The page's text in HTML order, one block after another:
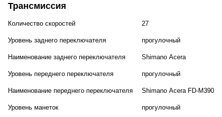
Трансмиссия
Количество скоростей 27
Уровень заднего переключателя прогулочный
Наименование заднего переключателя Shimano Acera
Уровень переднего переключателя прогулочный
Наименование переднего переключателя Shimano Acera FD-M390
Уровень манеток прогулочный